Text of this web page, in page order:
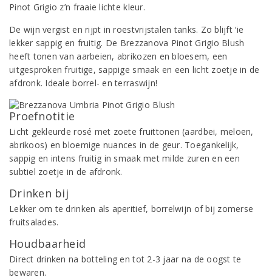
Pinot Grigio z’n fraaie lichte kleur.
De wijn vergist en rijpt in roestvrijstalen tanks. Zo blijft ‘ie
lekker sappig en fruitig. De Brezzanova Pinot Grigio Blush
heeft tonen van aarbeien, abrikozen en bloesem, een
uitgesproken fruitige, sappige smaak en een licht zoetje in de
afdronk. Ideale borrel- en terraswijn!
Proefnotitie
Licht gekleurde rosé met zoete fruittonen (aardbei, meloen,
abrikoos) en bloemige nuances in de geur. Toegankelijk,
sappig en intens fruitig in smaak met milde zuren en een
subtiel zoetje in de afdronk.
Drinken bij
Lekker om te drinken als aperitief, borrelwijn of bij zomerse
fruitsalades.
Houdbaarheid
Direct drinken na botteling en tot 2-3 jaar na de oogst te
bewaren.